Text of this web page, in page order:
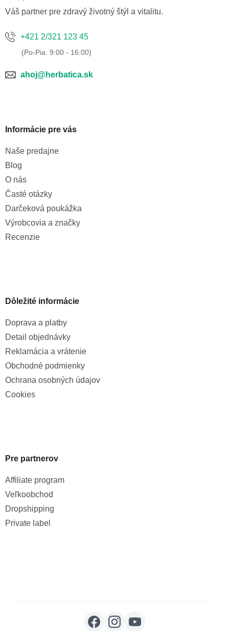
Váš partner pre zdravý životný štýl a vitalitu.
+421 2/321 123 45
ahoj@herbatica.sk
Informácie pre vás
Naše predajne
Blog
O nás
Časté otázky
Darčeková poukážka
Výrobcovia a značky
Recenzie
Dôležité informácie
Doprava a platby
Detail objednávky
Reklamácia a vrátenie
Obchodné podmienky
Ochrana osobných údajov
Cookies
Pre partnerov
Affiliate program
Veľkoobchod
Dropshipping
Private label